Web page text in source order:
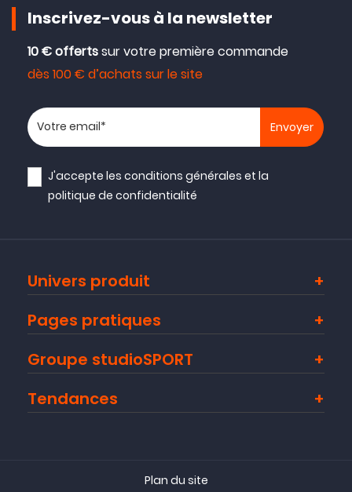
Inscrivez-vous à la newsletter
10 € offertssur votre première commande
dès 100 € d’achats sur le site
Votre adresse email
J'accepte lesconditions générales et la
politique de confidentialité
Univers produit
Pages pratiques
Groupe studioSPORT
Tendances
Plan du site